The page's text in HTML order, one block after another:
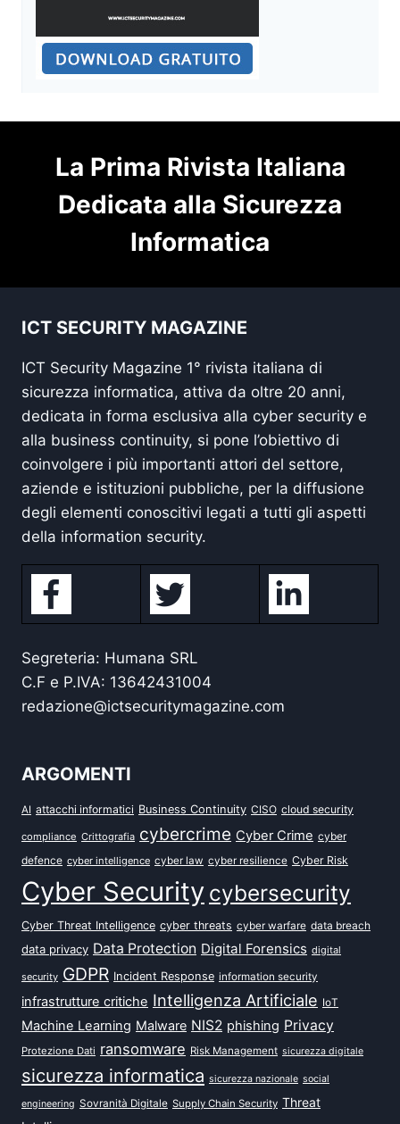
La Prima Rivista Italiana
Dedicata alla Sicurezza
Informatica
ICT SECURITY MAGAZINE
ICT Security Magazine 1° rivista italiana di
sicurezza informatica, attiva da oltre 20 anni,
dedicata in forma esclusiva alla cyber security e
alla business continuity, si pone l’obiettivo di
coinvolgere i più importanti attori del settore,
aziende e istituzioni pubbliche, per la diffusione
degli elementi conoscitivi legati a tutti gli aspetti
della information security.
Segreteria: Humana SRL
C.F e P.IVA: 13642431004
redazione@ictsecuritymagazine.com
ARGOMENTI
AI attacchi informatici Business Continuity CISO cloud security
compliance Crittografia cybercrime Cyber Crime cyber
defence cyber intelligence cyber law cyber resilience Cyber Risk
Cyber Security cybersecurity
Cyber Threat Intelligence cyber threats cyber warfare data breach
data privacy Data Protection Digital Forensics digital
security GDPR Incident Response information security
infrastrutture critiche Intelligenza Artificiale IoT
Machine Learning Malware NIS2 phishing Privacy
Protezione Dati ransomware Risk Management sicurezza digitale
sicurezza informatica sicurezza nazionale social
engineering Sovranità Digitale Supply Chain Security Threat